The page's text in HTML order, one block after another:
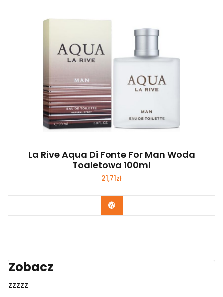
La Rive Aqua Di Fonte For Man Woda
Toaletowa 100ml
21,71zł
Zobacz
Zobacz
zzzzz